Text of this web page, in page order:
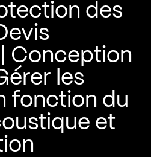
des
Conception
les
fonction du
et